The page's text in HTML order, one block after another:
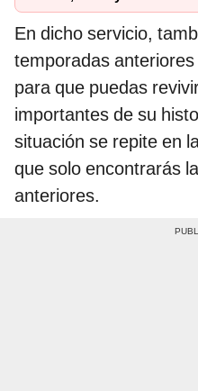
En dicho servicio,
temporadas
para que puedas
importantes de su
situación se repite en
que solo encontrarás
anteriores.